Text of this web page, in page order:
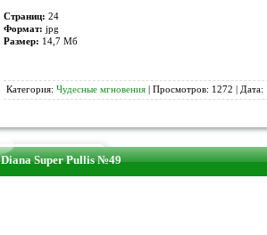
Страниц: 24
Формат: jpg
Размер: 14,7 Мб
Категория: Чудесные мгновения | Просмотров: 1272 | Дата:
Diana Super Pullis №49